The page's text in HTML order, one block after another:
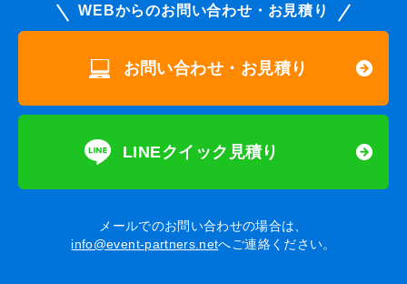
WEBからのお問い合わせ・お見積り
お問い合わせ・お見積り
LINEクイック見積り
メールでのお問い合わせの場合は、
info@event-partners.netへご連絡ください。